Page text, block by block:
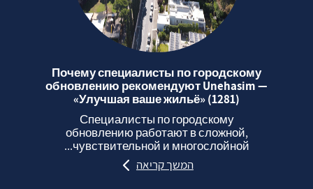
Почему специалисты по городскому
обновлению рекомендуют Unehasim —
«Улучшая ваше жильё» (1281)
Специалисты по городскому
обновлению работают в сложной,
чувствительной и многослойной...
המשך קריאה